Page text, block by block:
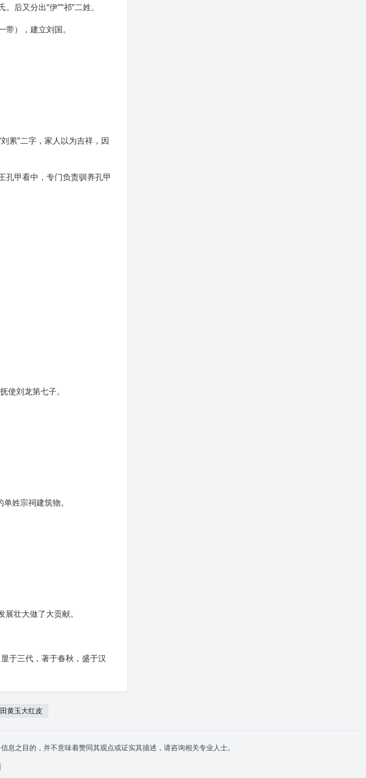
后又分出“伊”“祁”二姓。
带），建立刘国。
刘累”二字，家人以为吉祥，因
孔甲看中，专门负责驯养孔甲
使刘龙第七子。
单姓宗祠建筑物。
壮大做了大贡献。
于三代，著于春秋 ，盛于汉
黄玉大红皮
之目的，并不意味着赞同其观点或证实其描述，请咨询相关专业人士。